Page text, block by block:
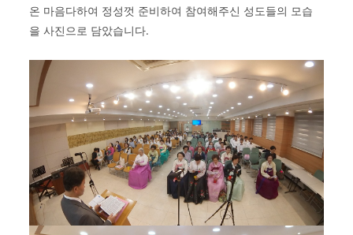
온 마음다하여 정성껏 준비하여 참여해주신 성도들의 모습
을 사진으로 담았습니다.